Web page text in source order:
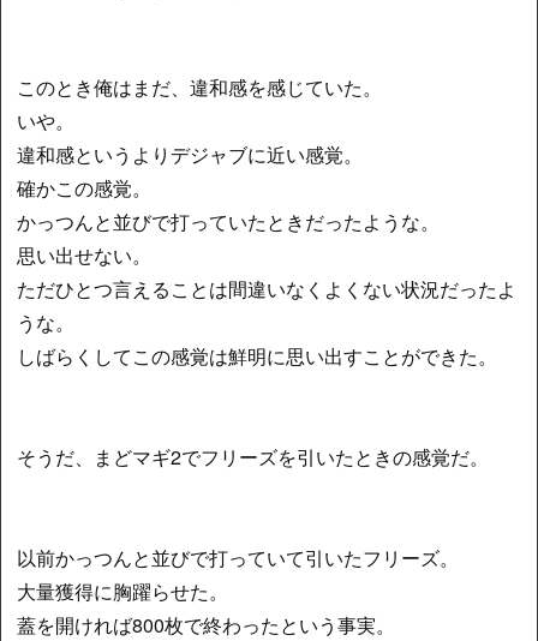
このとき俺はまだ、違和感を感じていた。
いや。
違和感というよりデジャブに近い感覚。
確かこの感覚。
かっつんと並びで打っていたときだったような。
思い出せない。
ただひとつ言えることは間違いなくよくない状況だったよ
うな。
しばらくしてこの感覚は鮮明に思い出すことができた。
そうだ、まどマギ2でフリーズを引いたときの感覚だ。
以前かっつんと並びで打っていて引いたフリーズ。
大量獲得に胸躍らせた。
蓋を開ければ800枚で終わったという事実。